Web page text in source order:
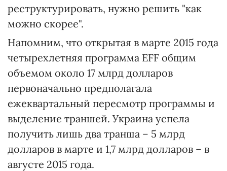
реструктурировать, нужно решить "как
можно скорее".
Напомним, что открытая в марте 2015 года
четырехлетняя программа EFF общим
объемом около 17 млрд долларов
первоначально предполагала
ежеквартальный пересмотр программы и
выделение траншей. Украина успела
получить лишь два транша – 5 млрд
долларов в марте и 1,7 млрд долларов – в
августе 2015 года.